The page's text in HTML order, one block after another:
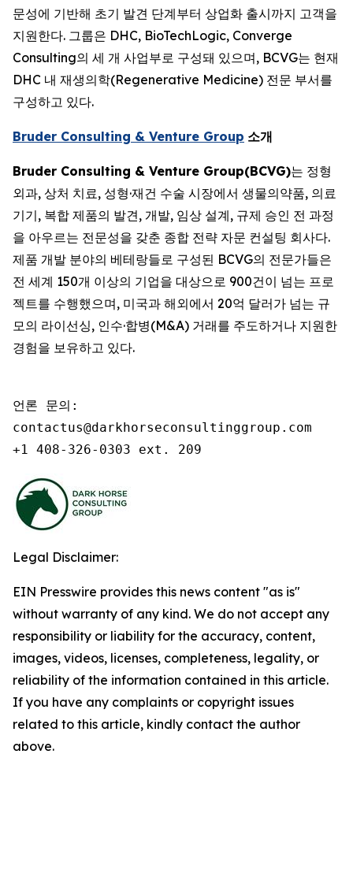
문성에 기반해 초기 발견 단계부터 상업화 출시까지 고객을
지원한다. 그룹은 DHC, BioTechLogic, Converge
Consulting의 세 개 사업부로 구성돼 있으며, BCVG는 현재
DHC 내 재생의학(Regenerative Medicine) 전문 부서를
구성하고 있다.
Bruder Consulting & Venture Group 소개
Bruder Consulting & Venture Group(BCVG)는 정형
외과, 상처 치료, 성형·재건 수술 시장에서 생물의약품, 의료
기기, 복합 제품의 발견, 개발, 임상 설계, 규제 승인 전 과정
을 아우르는 전문성을 갖춘 종합 전략 자문 컨설팅 회사다.
제품 개발 분야의 베테랑들로 구성된 BCVG의 전문가들은
전 세계 150개 이상의 기업을 대상으로 900건이 넘는 프로
젝트를 수행했으며, 미국과 해외에서 20억 달러가 넘는 규
모의 라이선싱, 인수·합병(M&A) 거래를 주도하거나 지원한
경험을 보유하고 있다.
언론 문의:
contactus@darkhorseconsultinggroup.com
+1 408-326-0303 ext. 209
Legal Disclaimer:
EIN Presswire provides this news content "as is"
without warranty of any kind. We do not accept any
responsibility or liability for the accuracy, content,
images, videos, licenses, completeness, legality, or
reliability of the information contained in this article.
If you have any complaints or copyright issues
related to this article, kindly contact the author
above.